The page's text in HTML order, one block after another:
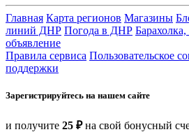
Главная Карта регионов Магазины
линий ДНР Погода в ДНР
объявление
Правила сервиса Пользовательское
поддержки
Зарегистрируйтесь на нашем сайте
и получите 25 ₽на свой бонусный